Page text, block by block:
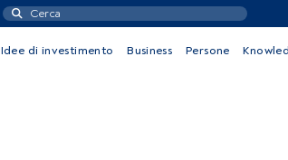
Idee di investimento Business Persone